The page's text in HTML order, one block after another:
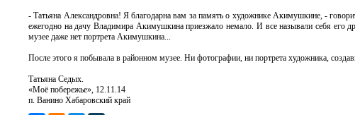
- Татьяна Александровна! Я благодарна вам за память о художнике Акимушкине, -
ежегодно на дачу Владимира Акимушкина приезжало немало. И все называли себя его
музее даже нет портрета Акимушкина...
После этого я побывала в районном музее. Ни фотографии, ни портрета художника,
Татьяна Седых.
«Моё побережье», 12.11.14
п. Ванино Хабаровский край